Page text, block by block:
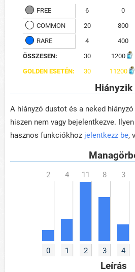
FREE
6 0
COMMON
20 800
RARE
4 400
ÖSSZESEN:
30 1200
GOLDEN ESETÉN:
30 11200
Hiányzik
A hiányzó dustot és a neked
hiszen nem vagy bejelentkezve.
hasznos funkciókhoz jelentkezz be,
0 1 2 3 4
Leírás